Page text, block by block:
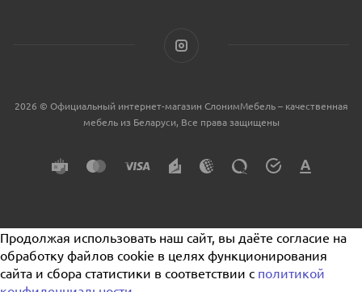
2026 © Официальный интернет-магазин СлонимМебель – качественная
мебель из Беларуси, Все права защищены
Продолжая использовать наш сайт, вы даёте согласие на
обработку файлов cookie в целях функционирования
сайта и сбора статистики в соответствии с политикой